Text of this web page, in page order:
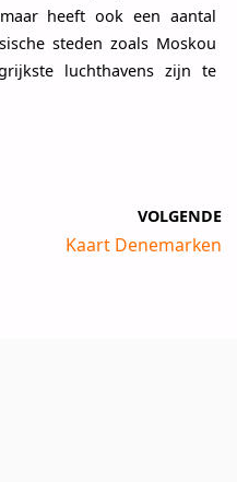
heeft ook een aantal
steden zoals Moskou
luchthavens zijn te
VOLGENDE
Kaart Denemarken